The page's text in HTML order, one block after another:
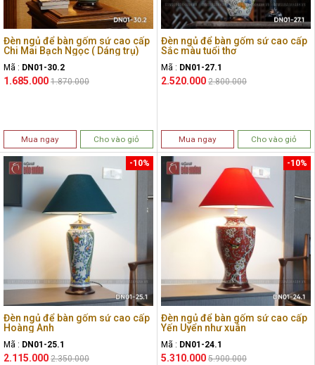
Đèn ngủ để bàn gốm sứ cao cấp
Chi Mai Bạch Ngọc ( Dáng trụ)
Mã : DN01-30.2
1.685.000 1.870.000
Mua ngay Cho vào giỏ
Đèn ngủ để bàn gốm sứ cao cấp
Sắc màu tuổi thơ
Mã : DN01-27.1
2.520.000 2.800.000
Mua ngay Cho vào giỏ
Đèn ngủ để bàn gốm sứ cao cấp
Hoàng Anh
Mã : DN01-25.1
2.115.000
-10%
2.350.000
Đèn ngủ để bàn gốm sứ cao cấp
Yến Uyển như xuân
Mã : DN01-24.1
5.310.000
-10%
5.900.000